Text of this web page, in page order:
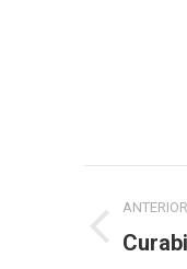
entre
ANTERIOR